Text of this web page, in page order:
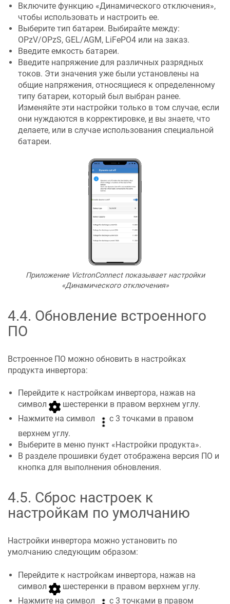
Включите функцию «Динамического отключения»,
чтобы использовать и настроить ее.
Выберите тип батареи. Выбирайте между:
OPzV/OPzS, GEL/AGM, LiFePO4 или на заказ.
Введите емкость батареи.
Введите напряжение для различных разрядных
токов. Эти значения уже были установлены на
общие напряжения, относящиеся к определенному
типу батареи, который был выбран ранее.
Изменяйте эти настройки только в том случае, если
они нуждаются в корректировке, и вы знаете, что
делаете, или в случае использования специальной
батареи.
Приложение VictronConnect показывает настройки
«Динамического отключения»
4.4. Обновление встроенного
ПО
Встроенное ПО можно обновить в настройках
продукта инвертора:
Перейдите к настройкам инвертора, нажав на
символ
шестеренки в правом верхнем углу.
Нажмите на символ
с 3 точками в правом
верхнем углу.
Выберите в меню пункт «Настройки продукта».
В разделе прошивки будет отображена версия ПО и
кнопка для выполнения обновления.
4.5. Сброс настроек к
настройкам по умолчанию
Настройки инвертора можно установить по
умолчанию следующим образом:
Перейдите к настройкам инвертора, нажав на
символ
шестеренки в правом верхнем углу.
Нажмите на символ
с 3 точками в правом